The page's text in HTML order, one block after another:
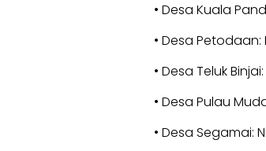
• Desa Kuala
• Desa Petodaan:
• Desa Teluk Binjai:
• Desa Pulau
• Desa Segamai: